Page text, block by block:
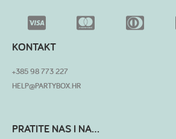
KONTAKT
+385 98 773 227
HELP@PARTYBOX.HR
PRATITE NAS I NA...